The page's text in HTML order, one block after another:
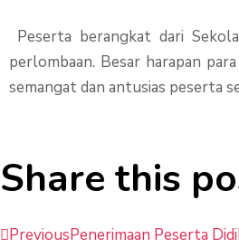
Peserta berangkat dari
perlombaan. Besar harapan
semangat dan antusias peserta
Share this
Prev
PreviousPenerimaan Peserta